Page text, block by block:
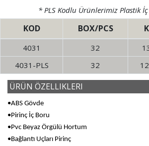
* PLS Kodlu Ürünlerimiz Plastik
KOD BOX/PCS
4031 32
4031-PLS
32
ÜRÜN ÖZELLIKLERI
•ABS Gövde
•Pirinç İç Boru
•Pvc Beyaz Örgülü Hortum
•Bağlantı Uçları Pirinç